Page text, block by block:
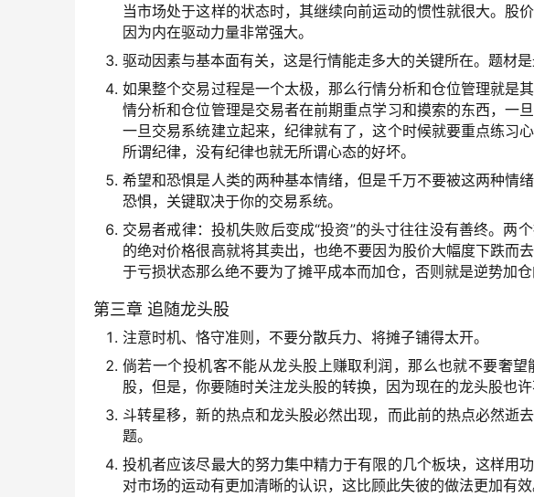
当市场处于这样的状态时，其继续向前运动的惯性就很大。股
因为内在驱动力量非常强大。
驱动因素与基本面有关，这是行情能走多大的关键所在。题材是
如果整个交易过程是一个太极，那么行情分析和仓位管理就是
情分析和仓位管理是交易者在前期重点学习和摸索的东西，一
一旦交易系统建立起来，纪律就有了，这个时候就要重点练习
所谓纪律，没有纪律也就无所谓心态的好坏。
希望和恐惧是人类的两种基本情绪，但是千万不要被这两种情
恐惧，关键取决于你的交易系统。
交易者戒律：投机失败后变成“投资”的头寸往往没有善终。两
的绝对价格很高就将其卖出，也绝不要因为股价大幅度下跌而
于亏损状态那么绝不要为了摊平成本而加仓，否则就是逆势加仓
第三章 追随龙头股
注意时机、恪守准则，不要分散兵力、将摊子铺得太开。
倘若一个投机客不能从龙头股上赚取利润，那么也就不要奢
股，但是，你要随时关注龙头股的转换，因为现在的龙头股也许
斗转星移，新的热点和龙头股必然出现，而此前的热点必然逝
题。
投机者应该尽最大的努力集中精力于有限的几个板块，这样用
对市场的运动有更加清晰的认识，这比顾此失彼的做法更加有效